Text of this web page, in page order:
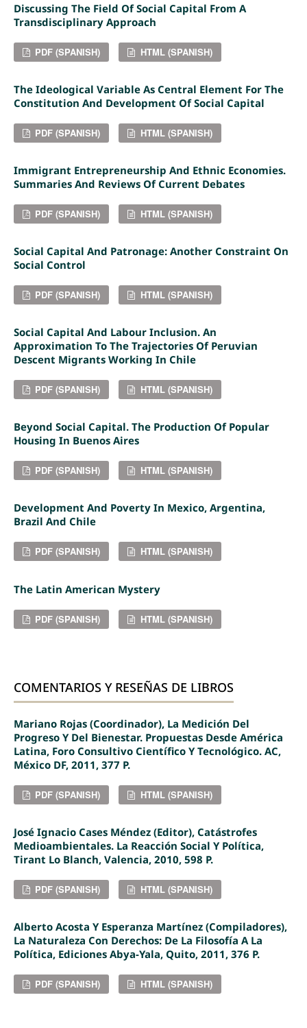
Discussing The Field Of Social Capital From A
Transdisciplinary Approach
PDF (SPANISH) HTML (SPANISH)
The Ideological Variable As Central Element For The
Constitution And Development Of Social Capital
PDF (SPANISH) HTML (SPANISH)
Immigrant Entrepreneurship And Ethnic Economies.
Summaries And Reviews Of Current Debates
PDF (SPANISH) HTML (SPANISH)
Social Capital And Patronage: Another Constraint On
Social Control
PDF (SPANISH) HTML (SPANISH)
Social Capital And Labour Inclusion. An
Approximation To The Trajectories Of Peruvian
Descent Migrants Working In Chile
PDF (SPANISH) HTML (SPANISH)
Beyond Social Capital. The Production Of Popular
Housing In Buenos Aires
PDF (SPANISH) HTML (SPANISH)
Development And Poverty In Mexico, Argentina,
Brazil And Chile
PDF (SPANISH) HTML (SPANISH)
The Latin American Mystery
PDF (SPANISH) HTML (SPANISH)
COMENTARIOS Y RESEÑAS DE LIBROS
Mariano Rojas (Coordinador), La Medición Del
Progreso Y Del Bienestar. Propuestas Desde América
Latina, Foro Consultivo Científico Y Tecnológico. AC,
México DF, 2011, 377 P.
PDF (SPANISH) HTML (SPANISH)
José Ignacio Cases Méndez (editor), Catástrofes
Medioambientales. La Reacción Social Y Política,
Tirant Lo Blanch, Valencia, 2010, 598 P.
PDF (SPANISH) HTML (SPANISH)
Alberto Acosta Y Esperanza Martínez (compiladores),
La Naturaleza Con Derechos: De La Filosofía A La
Política, Ediciones Abya-Yala, Quito, 2011, 376 P.
PDF (SPANISH) HTML (SPANISH)